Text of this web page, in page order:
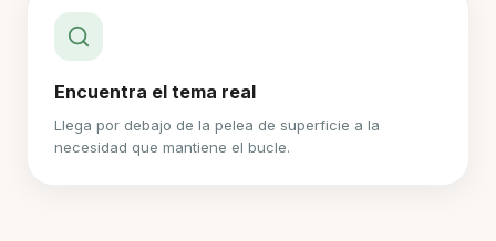
Encuentra el tema real
Llega por debajo de la pelea de superficie a la
necesidad que mantiene el bucle.